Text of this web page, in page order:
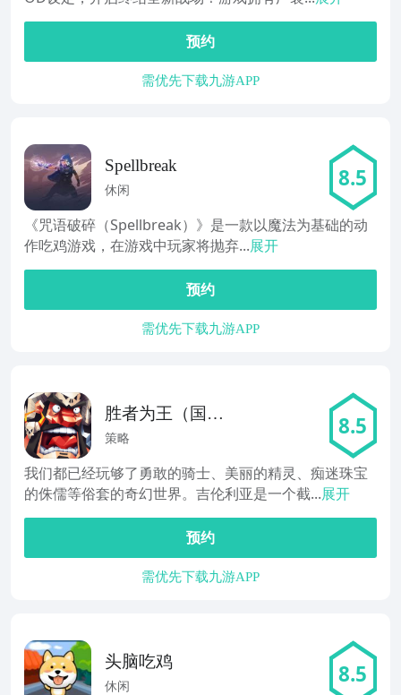
预约
需优先下载九游APP
Spellbreak
休闲 8.5
《咒语破碎（Spellbreak）》是一款以魔法为基础的动
作吃鸡游戏，在游戏中玩家将抛弃...展开
预约
需优先下载九游APP
胜者为王（国服
版）
策略 8.5
我们都已经玩够了勇敢的骑士、美丽的精灵、痴迷珠宝
的侏儒等俗套的奇幻世界。吉伦利亚是一个截...展开
预约
需优先下载九游APP
头脑吃鸡
休闲 8.5